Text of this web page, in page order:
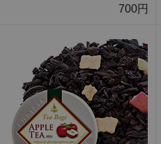
700円